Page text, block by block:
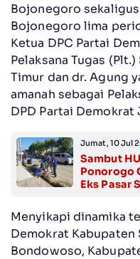
Bojonegoro
Bojonegoro lima
Ketua DPC Partai
Pelaksana Tugas
Timur dan dr. Agung
amanah sebagai
DPD Partai Demokrat
Jumat, 10 Jul
Sambut
Ponorogo
Eks Pasar
Menyikapi dinamika
Demokrat
Bondowoso,